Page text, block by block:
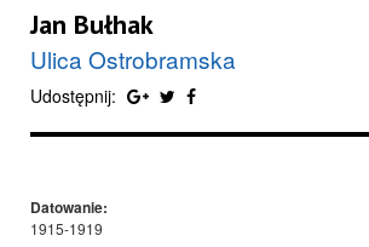
Jan Bułhak
Ulica Ostrobramska
Udostępnij:
Datowanie:
1915-1919